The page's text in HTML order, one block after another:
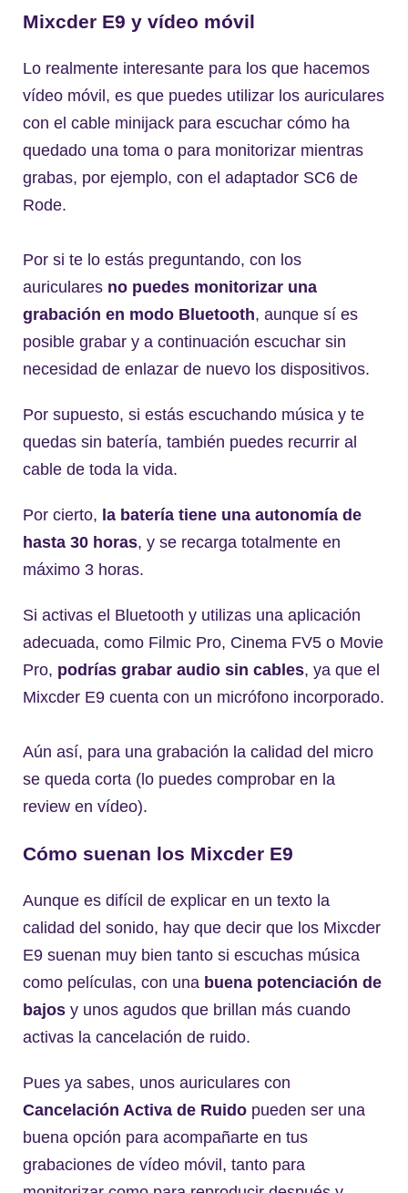
Mixcder E9 y vídeo móvil
Lo realmente interesante para los que hacemos
vídeo móvil, es que puedes utilizar los auriculares
con el cable minijack para escuchar cómo ha
quedado una toma o para monitorizar mientras
grabas, por ejemplo, con el adaptador SC6 de
Rode.
Por si te lo estás preguntando, con los
auriculares no puedes monitorizar una
grabación en modo Bluetooth, aunque sí es
posible grabar y a continuación escuchar sin
necesidad de enlazar de nuevo los dispositivos.
Por supuesto, si estás escuchando música y te
quedas sin batería, también puedes recurrir al
cable de toda la vida.
Por cierto, la batería tiene una autonomía de
hasta 30 horas, y se recarga totalmente en
máximo 3 horas.
Si activas el Bluetooth y utilizas una aplicación
adecuada, como Filmic Pro, Cinema FV5 o Movie
Pro, podrías grabar audio sin cables, ya que el
Mixcder E9 cuenta con un micrófono incorporado.
Aún así, para una grabación la calidad del micro
se queda corta (lo puedes comprobar en la
review en vídeo).
Cómo suenan los Mixcder E9
Aunque es difícil de explicar en un texto la
calidad del sonido, hay que decir que los Mixcder
E9 suenan muy bien tanto si escuchas música
como películas, con una buena potenciación de
bajos y unos agudos que brillan más cuando
activas la cancelación de ruido.
Pues ya sabes, unos auriculares con
Cancelación Activa de Ruido pueden ser una
buena opción para acompañarte en tus
grabaciones de vídeo móvil, tanto para